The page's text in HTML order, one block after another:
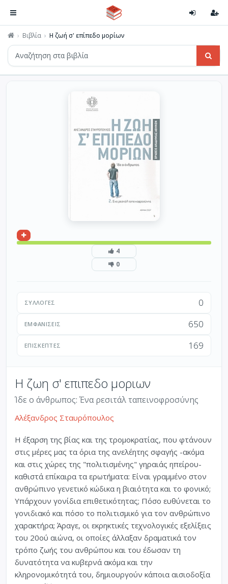
Βιβλία Η ζωή σ' επίπεδο μορίων
4
0
ΣΥΛΛΟΓΈΣ 0
ΕΜΦΑΝΊΣΕΙΣ 650
ΕΠΙΣΚΈΠΤΕΣ 169
Η ζωη σ' επιπεδο μοριων
Ίδε ο άνθρωπος: Ένα ρεσιτάλ ταπεινοφροσύνης
Αλέξανδρος Σταυρόπουλος
Η έξαρση της βίας και της τρομοκρατίας, που φτάνουν
στις μέρες μας τα όρια της ανελέητης σφαγής -ακόμα
και στις χώρες της "πολιτισμένης" γηραιάς ηπείρου-
καθιστά επίκαιρα τα ερωτήματα: Είναι γραμμένο στον
ανθρώπινο γενετικό κώδικα η βιαιότητα και το φονικό;
Υπάρχουν γονίδια επιθετικότητας; Πόσο ευθύνεται το
γονιδιακό και πόσο το πολιτισμικό για τον ανθρώπινο
χαρακτήρα; Άραγε, οι εκρηκτικές τεχνολογικές εξελίξεις
του 20ού αιώνα, οι οποίες άλλαξαν δραματικά τον
τρόπο ζωής του ανθρώπου και του έδωσαν τη
δυνατότητα να κυβερνά ακόμα και την
κληρονομικότητά του, δημιουργούν κάποια αισιοδοξία